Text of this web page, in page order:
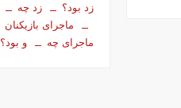
زد بود؟
زد چه
ماجرای بازیکنان
ماجرای چه
و بود؟